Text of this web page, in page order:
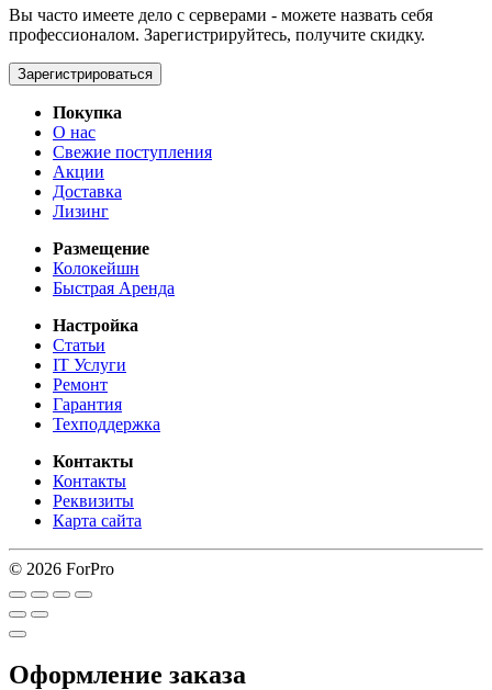
Вы часто имеете дело с серверами - можете назвать себя
профессионалом. Зарегистрируйтесь, получите скидку.
Зарегистрироваться
Покупка
О нас
Свежие поступления
Акции
Доставка
Лизинг
Размещение
Колокейшн
Быстрая Аренда
Настройка
Статьи
IT Услуги
Ремонт
Гарантия
Техподдержка
Контакты
Контакты
Реквизиты
Карта сайта
© 2026 ForPro
Оформление заказа